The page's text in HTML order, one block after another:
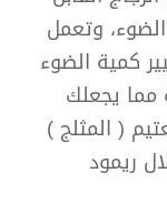
وتعمل
كمية الضوء
مما يجعلك
( المثلج )
ريمود